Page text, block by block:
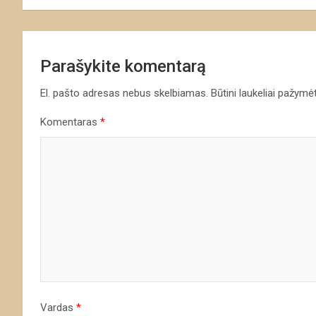
Parašykite komentarą
El. pašto adresas nebus skelbiamas. Būtini laukeliai
Komentaras *
Vardas *